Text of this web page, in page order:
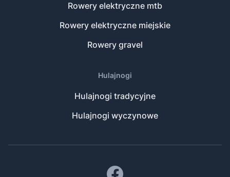
Rowery elektryczne mtb
Rowery elektryczne miejskie
Rowery gravel
Hulajnogi
Hulajnogi tradycyjne
Hulajnogi wyczynowe